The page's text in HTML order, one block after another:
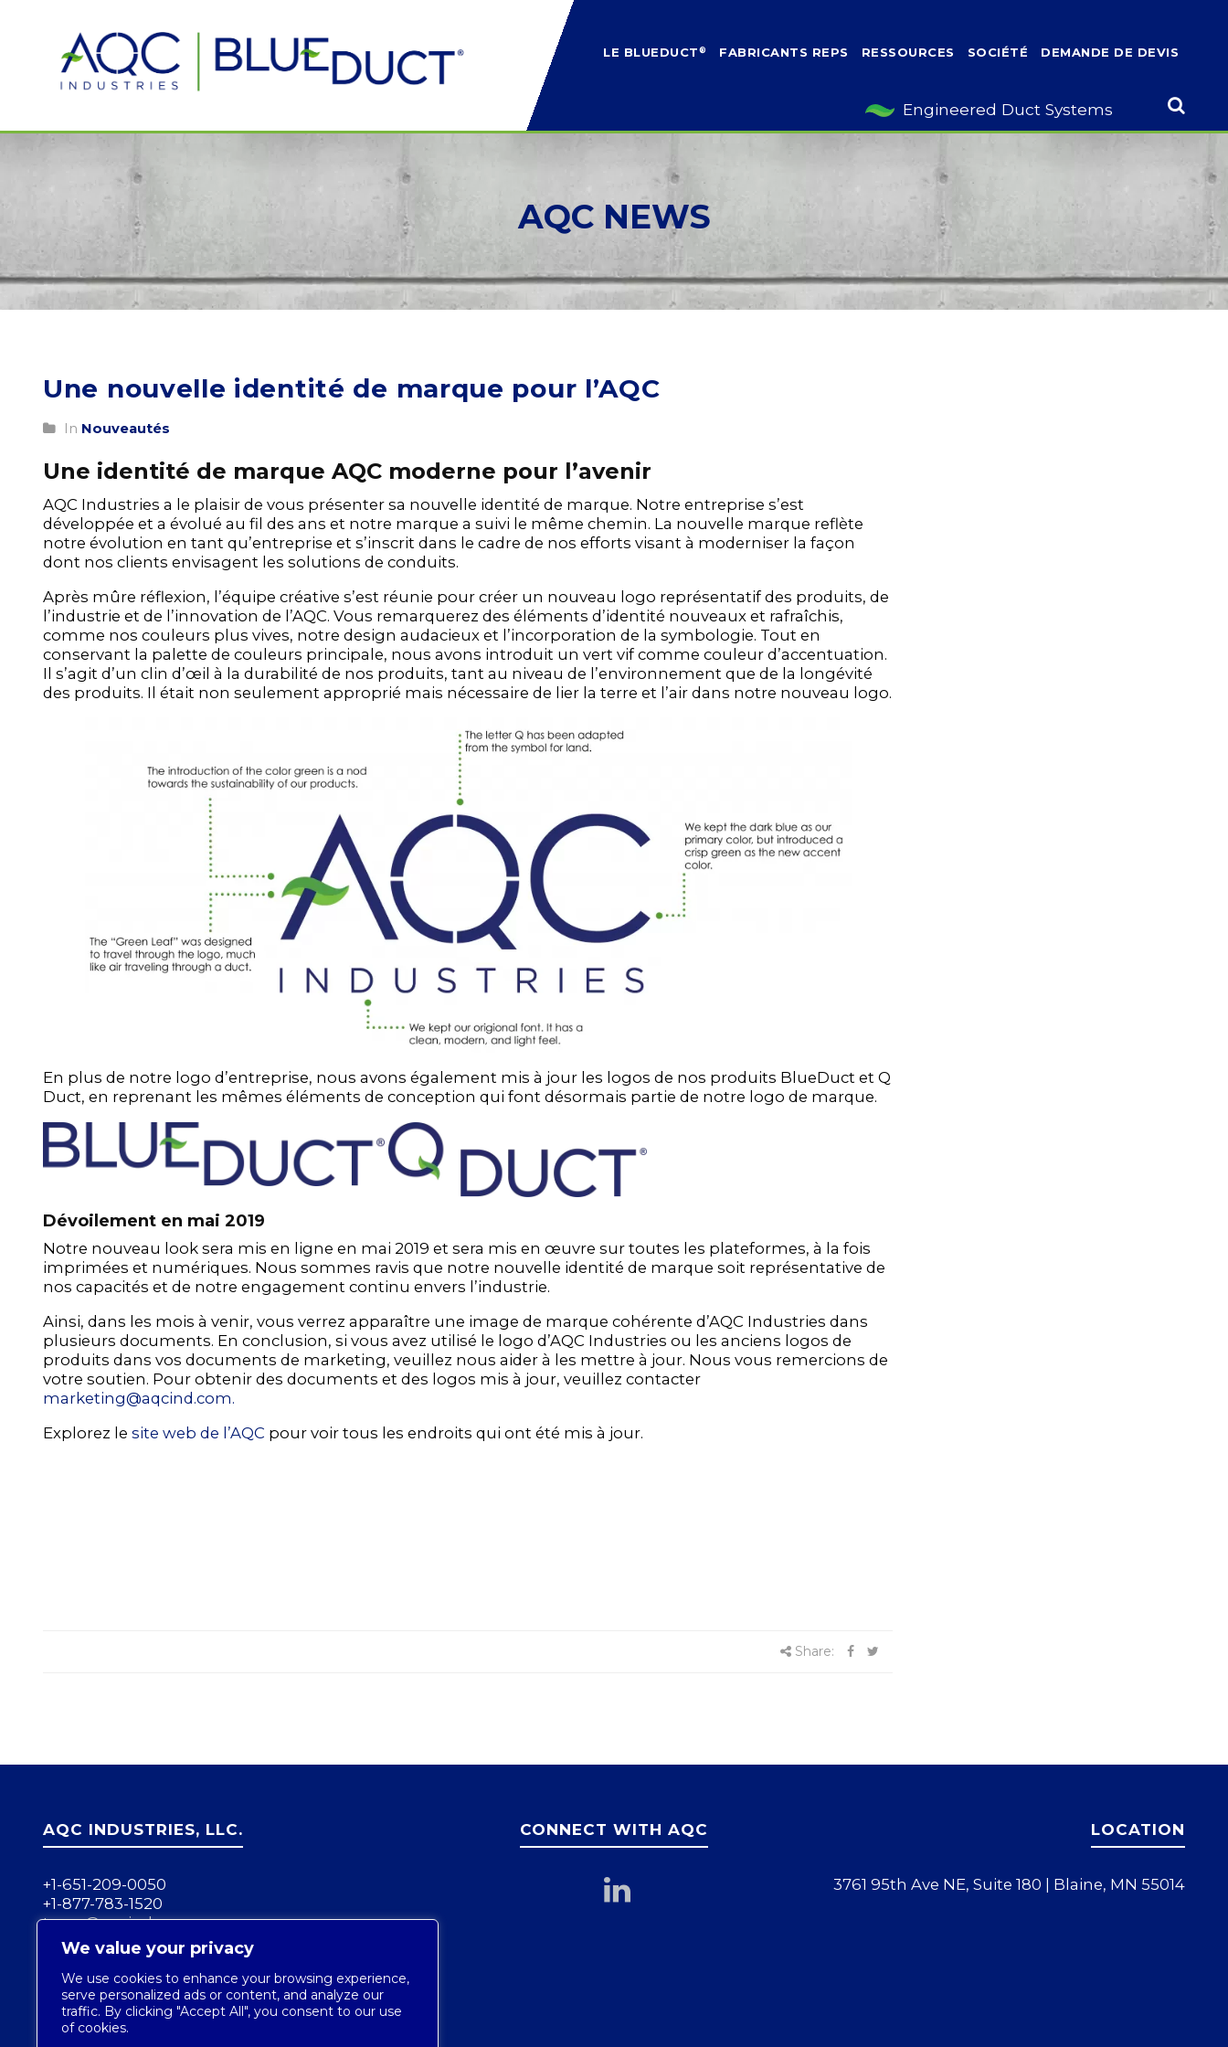
We value your privacy
We use cookies to enhance your browsing experience,
serve personalized ads or content, and analyze our
traffic. By clicking "Accept All", you consent to our use
of cookies.
LE BLUEDUCT® FABRICANTS REPS RESSOURCES SOCIÉTÉ DEMANDE DE DEVIS
Engineered Duct Systems
AQC NEWS
Une nouvelle identité de marque pour l’AQC
In Nouveautés
Une identité de marque AQC moderne pour l’avenir
AQC Industries a le plaisir de vous présenter sa nouvelle identité de marque. Notre entreprise s’est
développée et a évolué au fil des ans et notre marque a suivi le même chemin. La nouvelle marque reflète
notre évolution en tant qu’entreprise et s’inscrit dans le cadre de nos efforts visant à moderniser la façon
dont nos clients envisagent les solutions de conduits.
Après mûre réflexion, l’équipe créative s’est réunie pour créer un nouveau logo représentatif des produits, de
l’industrie et de l’innovation de l’AQC. Vous remarquerez des éléments d’identité nouveaux et rafraîchis,
comme nos couleurs plus vives, notre design audacieux et l’incorporation de la symbologie. Tout en
conservant la palette de couleurs principale, nous avons introduit un vert vif comme couleur d’accentuation.
Il s’agit d’un clin d’œil à la durabilité de nos produits, tant au niveau de l’environnement que de la longévité
des produits. Il était non seulement approprié mais nécessaire de lier la terre et l’air dans notre nouveau logo.
En plus de notre logo d’entreprise, nous avons également mis à jour les logos de nos produits BlueDuct et Q
Duct, en reprenant les mêmes éléments de conception qui font désormais partie de notre logo de marque.
Dévoilement en mai 2019
Notre nouveau look sera mis en ligne en mai 2019 et sera mis en œuvre sur toutes les plateformes, à la fois
imprimées et numériques. Nous sommes ravis que notre nouvelle identité de marque soit représentative de
nos capacités et de notre engagement continu envers l’industrie.
Ainsi, dans les mois à venir, vous verrez apparaître une image de marque cohérente d’AQC Industries dans
plusieurs documents. En conclusion, si vous avez utilisé le logo d’AQC Industries ou les anciens logos de
produits dans vos documents de marketing, veuillez nous aider à les mettre à jour. Nous vous remercions de
votre soutien. Pour obtenir des documents et des logos mis à jour, veuillez contacter
marketing@aqcind.com.
Explorez le site web de l’AQC pour voir tous les endroits qui ont été mis à jour.
Share:
AQC INDUSTRIES, LLC.
+1-651-209-0050
+1-877-783-1520
team@aqcind.com
CONNECT WITH AQC LOCATION
3761 95th Ave NE, Suite 180 | Blaine, MN 55014